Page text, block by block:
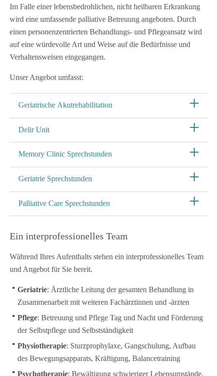
Im Falle einer lebensbedrohlichen, nicht heilbaren Erkrankung
wird eine umfassende palliative Betreuung angeboten. Durch
einen personenzentrierten Behandlungs- und Pflegeansatz wird
auf eine würdevolle Art und Weise auf die Bedürfnisse und
Verhaltensweisen eingegangen.
Unser Angebot umfasst:
Geriatrische Akutrehabilitation
Delir Unit
Memory Clinic Sprechstunden
Geriatrie Sprechstunden
Palliative Care Sprechstunden
Ein interprofessionelles Team
Während Ihres Aufenthalts stehen ein interprofessionelles Team
und Angebot für Sie bereit.
Geriatrie: Ärztliche Leitung der gesamten Behandlung in
Zusammenarbeit mit weiteren Fachärztinnen und -ärzten
Pflege: Betreuung und Pflege Tag und Nacht und Förderung
der Selbstpflege und Selbstständigkeit
Physiotherapie: Sturzprophylaxe, Gangschulung, Aufbau
des Bewegungsapparats, Kräftigung, Balancetraining
Psychotherapie: Bewältigung schwieriger Lebensumstände,